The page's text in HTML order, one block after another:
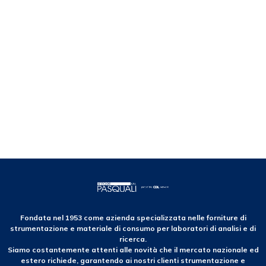
Fondata nel 1953 come azienda specializzata nelle forniture di
strumentazione e materiale di consumo per laboratori di analisi e di
ricerca.
Siamo costantemente attenti alle novità che il mercato nazionale ed
estero richiede, garantendo ai nostri clienti strumentazione e